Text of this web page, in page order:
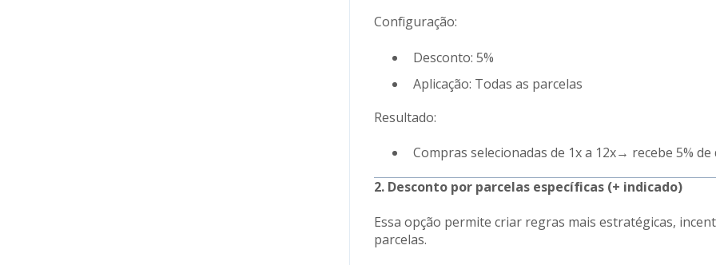
Configuração:
Desconto: 5%
Aplicação: Todas as parcelas
Resultado:
Compras selecionadas de 1x a 12x→ recebe 5%
2. Desconto por parcelas específicas (+ indicado)
Essa opção permite criar regras mais estratégicas,
parcelas.